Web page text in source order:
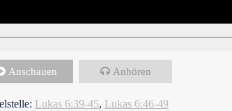
Anschauen Anhören
Lukas 6:39-45, Lukas 6:46-49